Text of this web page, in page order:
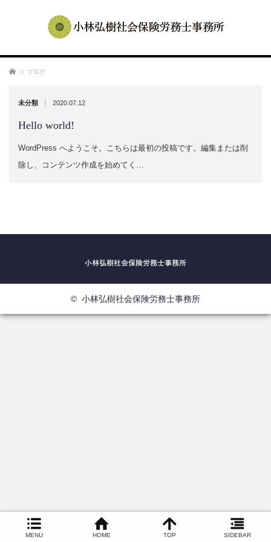
ホーム ブログ
未分類 | 2020.07.12
Hello world!
WordPress へようこそ。こちらは最初の投稿です。編集または削
除し、コンテンツ作成を始めてく…
MENU HOME TOP SIDEBAR
© 小林弘樹社会保険労務士事務所